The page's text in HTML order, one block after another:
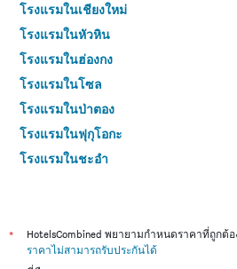
โรงแรมในเชียงใหม่
โรงแรมในหัวหิน
โรงแรมในฮ่องกง
โรงแรมในโซล
โรงแรมในป่าตอง
โรงแรมในฟุกุโอกะ
โรงแรมในชะอำ
โรงแรมในเกาะสมุย
โรงแรมในเซี่ยงไฮ้
*
HotelsCombined พยายามกำหนดราคาที่ถูกต้อ
ราคาไม่สามารถรับประกันได้